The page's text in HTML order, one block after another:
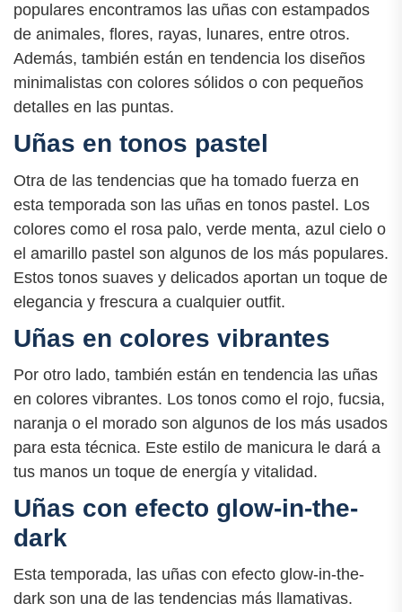
populares encontramos las uñas con estampados
de animales, flores, rayas, lunares, entre otros.
Además, también están en tendencia los diseños
minimalistas con colores sólidos o con pequeños
detalles en las puntas.
Uñas en tonos pastel
Otra de las tendencias que ha tomado fuerza en
esta temporada son las uñas en tonos pastel. Los
colores como el rosa palo, verde menta, azul cielo o
el amarillo pastel son algunos de los más populares.
Estos tonos suaves y delicados aportan un toque de
elegancia y frescura a cualquier outfit.
Uñas en colores vibrantes
Por otro lado, también están en tendencia las uñas
en colores vibrantes. Los tonos como el rojo, fucsia,
naranja o el morado son algunos de los más usados
para esta técnica. Este estilo de manicura le dará a
tus manos un toque de energía y vitalidad.
Uñas con efecto glow-in-the-
dark
Esta temporada, las uñas con efecto glow-in-the-
dark son una de las tendencias más llamativas.